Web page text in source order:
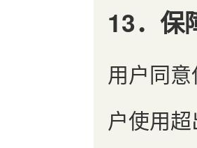
13．保
用户同
户使用